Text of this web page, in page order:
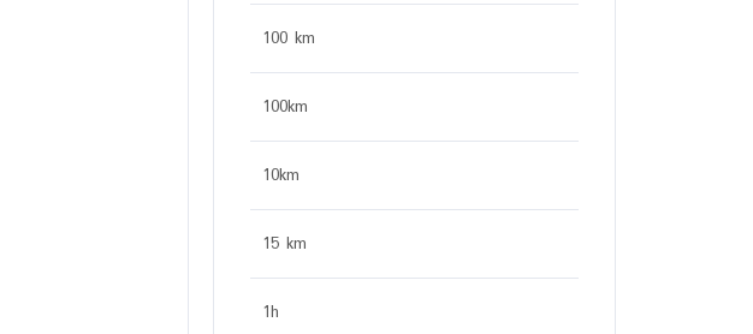
100 km
100km
10km
15 km
1h